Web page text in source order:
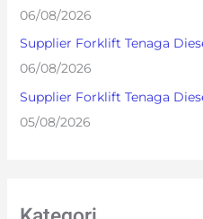
06/08/2026
Supplier Forklift Tenaga
06/08/2026
Supplier Forklift Tenaga
05/08/2026